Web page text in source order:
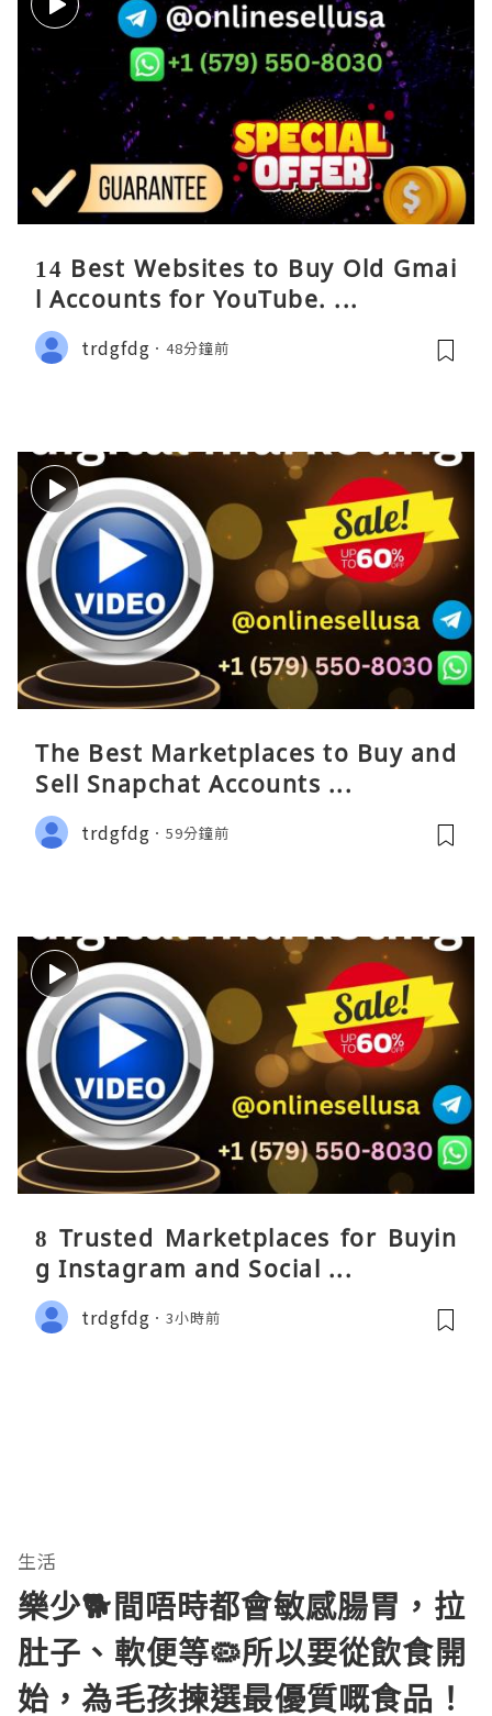
14 Best Websites to Buy Old Gmai
l Accounts for YouTube. ...
trdgfdg 48分鐘前
The Best Marketplaces to Buy and
Sell Snapchat Accounts ...
trdgfdg 59分鐘前
8 Trusted Marketplaces for Buyin
g Instagram and Social ...
trdgfdg 3小時前
生活
樂少🐕間唔時都會敏感腸胃，拉
肚子、軟便等🦠所以要從飲食開
始，為毛孩揀選最優質嘅食品！